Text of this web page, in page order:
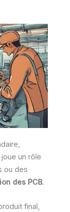
un rôle
ou des
des PCB.
final,